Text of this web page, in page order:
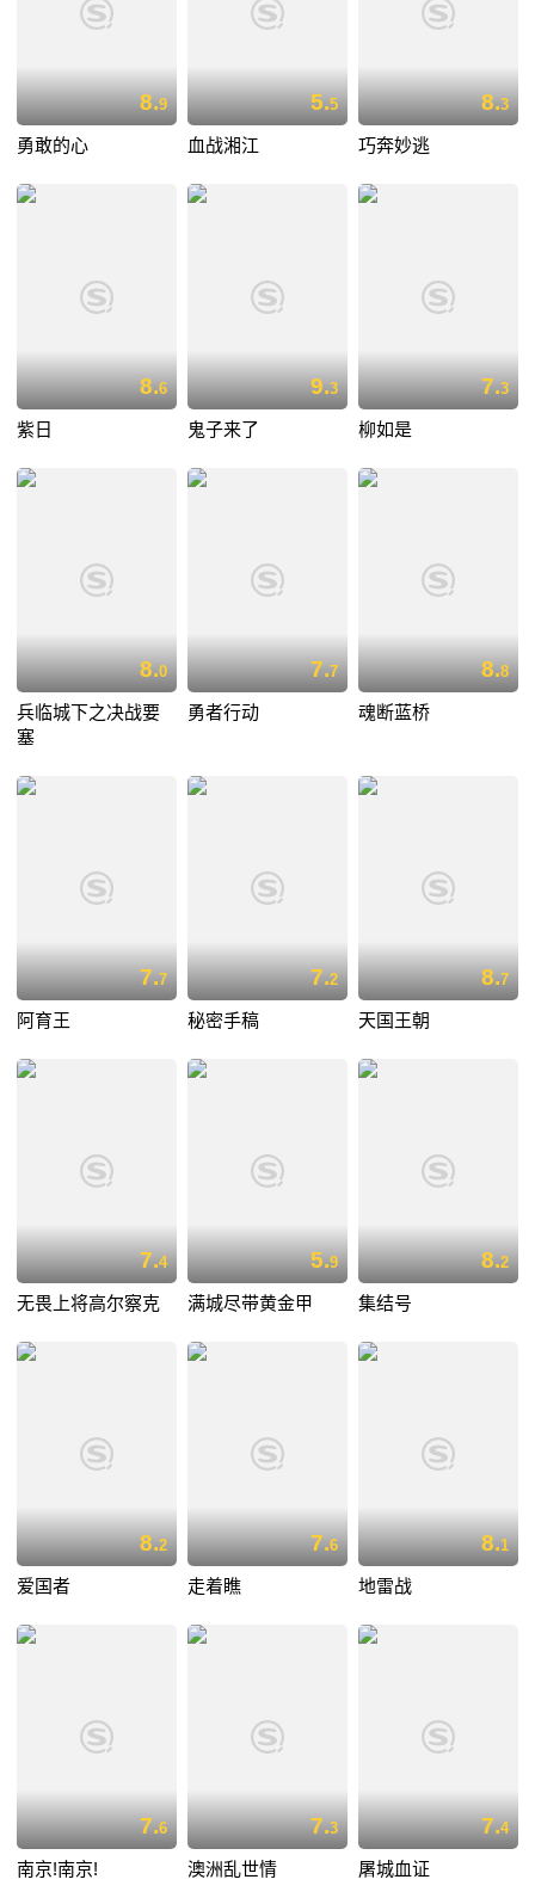
8.9
勇敢的心
5.5
血战湘江
8.3
巧奔妙逃
8.6
紫日
9.3
鬼子来了
7.3
柳如是
8.0
兵临城下之决战要
塞
7.7
勇者行动
8.8
魂断蓝桥
7.7
阿育王
7.2
秘密手稿
8.7
天国王朝
7.4
无畏上将高尔察克
5.9
满城尽带黄金甲
8.2
集结号
8.2
爱国者
7.6
走着瞧
8.1
地雷战
7.6
南京!南京!
7.3
澳洲乱世情
7.4
屠城血证